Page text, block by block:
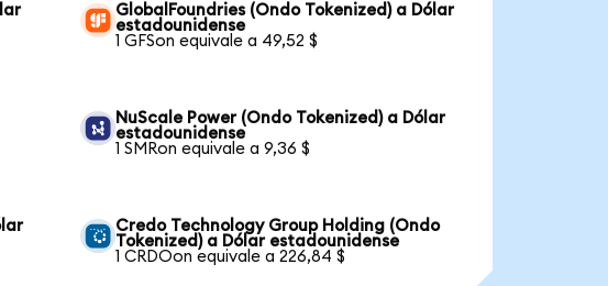
GlobalFoundries (Ondo Tokenized) a Dólar
estadounidense
1 GFSon equivale a 49,52 $
NuScale Power (Ondo Tokenized) a Dólar
estadounidense
1 SMRon equivale a 9,36 $
Credo Technology Group Holding (Ondo
Tokenized) a Dólar estadounidense
1 CRDOon equivale a 226,84 $